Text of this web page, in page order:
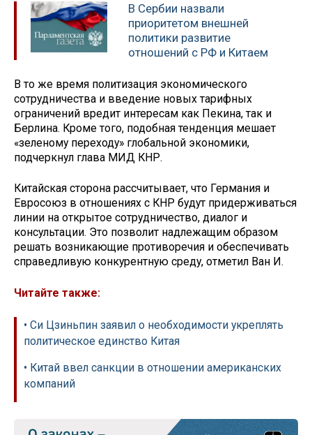
В Сербии назвали
приоритетом внешней
политики развитие
отношений с РФ и Китаем
В то же время политизация экономического
сотрудничества и введение новых тарифных
ограничений вредит интересам как Пекина, так и
Берлина. Кроме того, подобная тенденция мешает
«зеленому переходу» глобальной экономики,
подчеркнул глава МИД КНР.
Китайская сторона рассчитывает, что Германия и
Евросоюз в отношениях с КНР будут придерживаться
линии на открытое сотрудничество, диалог и
консультации. Это позволит надлежащим образом
решать возникающие противоречия и обеспечивать
справедливую конкурентную среду, отметил Ван И.
Читайте также:
• Си Цзиньпин заявил о необходимости укреплять
политическое единство Китая
• Китай ввел санкции в отношении американских
компаний